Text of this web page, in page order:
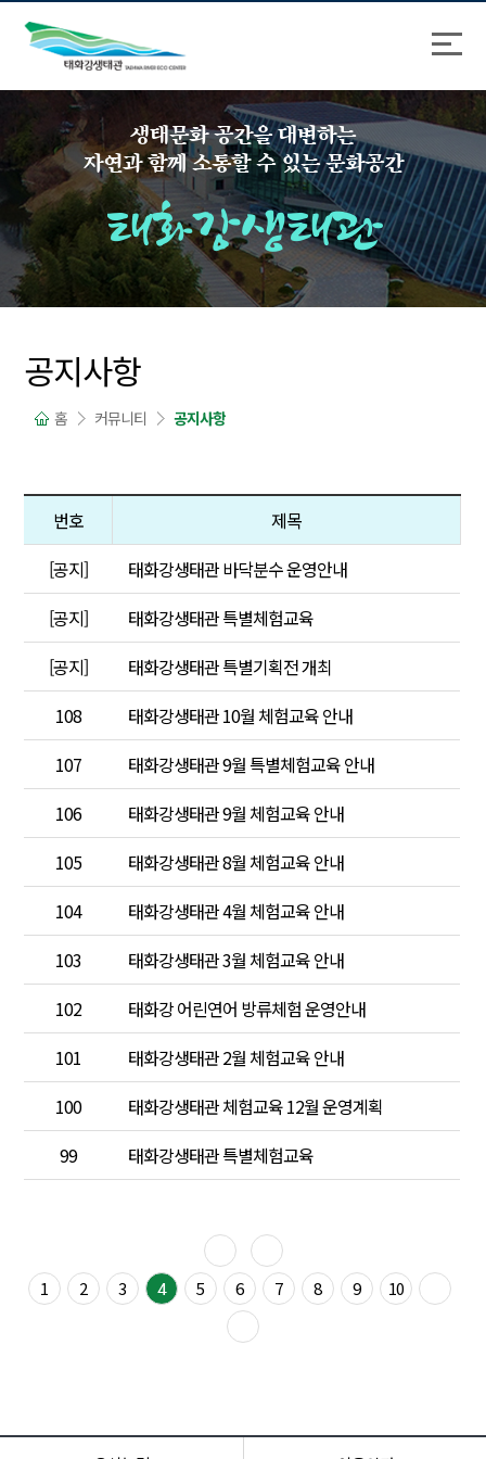
생태문화 공간을 대변하는
자연과 함께 소통할 수 있는 문화공간
태화강생태관
공지사항
홈 커뮤니티 공지사항
번호
제목
[공지]
태화강생태관 바닥분수 운영안내
[공지]
태화강생태관 특별체험교육
[공지]
태화강생태관 특별기획전 개최
108
태화강생태관 10월 체험교육 안내
107
태화강생태관 9월 특별체험교육 안내
106
태화강생태관 9월 체험교육 안내
105
태화강생태관 8월 체험교육 안내
104
태화강생태관 4월 체험교육 안내
103
태화강생태관 3월 체험교육 안내
102
태화강 어린연어 방류체험 운영안내
101
태화강생태관 2월 체험교육 안내
100
태화강생태관 체험교육 12월 운영계획
99
태화강생태관 특별체험교육
1 2 3 4 5 6 7 8 9 10